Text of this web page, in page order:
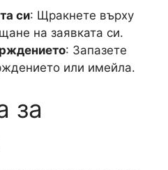
си: Щракнете върху
на заявката си.
: Запазете
или имейла.
за